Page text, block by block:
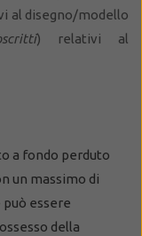
al disegno/modello
) relativi al
a fondo perduto
un massimo di
può essere
della